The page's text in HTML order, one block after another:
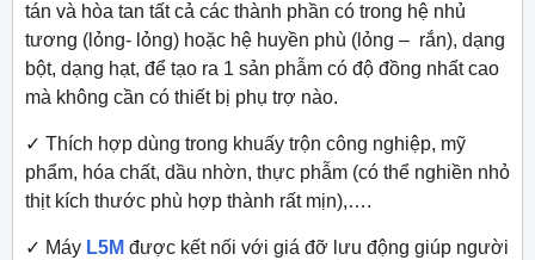
tán và hòa tan tất cả các thành phần có trong hệ nhủ
tương (lỏng- lỏng) hoặc hệ huyền phù (lỏng – rắn), dạng
bột, dạng hạt, để tạo ra 1 sản phẫm có độ đồng nhất cao
mà không cần có thiết bị phụ trợ nào.
✓ Thích hợp dùng trong khuấy trộn công nghiệp, mỹ
phẩm, hóa chất, dầu nhờn, thực phẫm (có thể nghiền nhỏ
thịt kích thước phù hợp thành rất mịn),….
✓ Máy L5M được kết nối với giá đỡ lưu động giúp người